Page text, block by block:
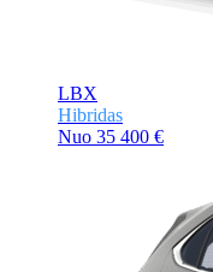
LBX
Hibridas
Nuo 35 400 €